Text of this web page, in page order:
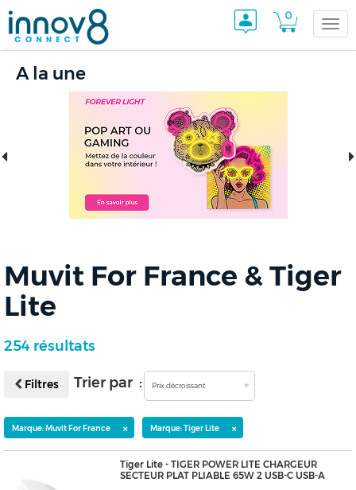
0
A la une
Muvit For France & Tiger
Lite
254 résultats
Filtres Trier par : Prix décroissant
Marque: Muvit For France × Marque: Tiger Lite ×
Tiger Lite - TIGER POWER LITE CHARGEUR
SECTEUR PLAT PLIABLE 65W 2 USB-C USB-A